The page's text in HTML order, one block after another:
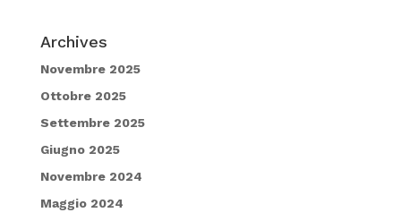
Archives
Novembre 2025
Ottobre 2025
Settembre 2025
Giugno 2025
Novembre 2024
Maggio 2024